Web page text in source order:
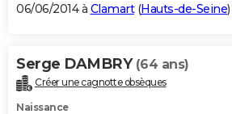
06/06/2014 à Clamart(Hauts-de-Seine)
Serge DAMBRY (64 ans)
Créer une cagnotte obsèques
Naissance